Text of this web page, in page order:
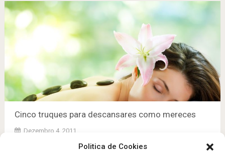
Politica de Cookies
Cinco truques para descansares como mereces
Dezembro 4, 2011